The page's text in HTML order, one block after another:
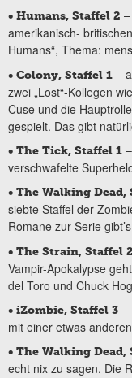
• Humans, Staffel 2
amerikanisch-
Humans“, Thema:
• Colony, Staffel 1 –
zwei „Lost“-Kollegen
Cuse und die
gespielt. Das gibt
• The Tick, Staffel 1
verschwafelte
• The Walking Dead,
siebte Staffel der
Romane zur Serie
• The Strain, Staffel 2
Vampir-Apokalypse
del Toro und Chuck
• iZombie, Staffel 3 –
mit einer etwas
• The Walking Dead,
echt nix zu sagen. Die